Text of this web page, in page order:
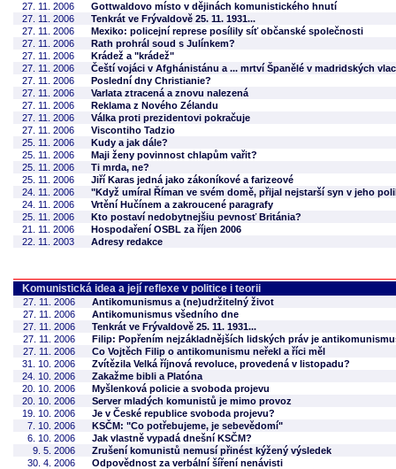
27. 11. 2006
Gottwaldovo místo v dějinách komunistického hnutí
27. 11. 2006
Tenkrát ve Frývaldově 25. 11. 1931...
27. 11. 2006
Mexiko: policejní represe posílily síť občanské společnosti
27. 11. 2006
Rath prohrál soud s Julínkem?
27. 11. 2006
Krádež a "krádež"
27. 11. 2006
Čeští vojáci v Afghánistánu a ... mrtví Španělé v madridských
27. 11. 2006
Poslední dny Christianie?
27. 11. 2006
Varlata ztracená a znovu nalezená
27. 11. 2006
Reklama z Nového Zélandu
27. 11. 2006
Válka proti prezidentovi pokračuje
27. 11. 2006
Viscontiho Tadzio
25. 11. 2006
Kudy a jak dále?
25. 11. 2006
Maji ženy povinnost chlapům vařit?
25. 11. 2006
Ti mrda, ne?
25. 11. 2006
Jiří Karas jedná jako zákoníkové a farizeové
24. 11. 2006
"Když umíral Říman ve svém domě, přijal nejstarší syn v jeho
24. 11. 2006
Vrtění Hučínem a zakroucené paragrafy
25. 11. 2006
Kto postaví nedobytnejšiu pevnosť Británia?
21. 11. 2006
Hospodaření OSBL za říjen 2006
22. 11. 2003
Adresy redakce
Komunistická idea a její reflexe v politice i teorii
27. 11. 2006
Antikomunismus a (ne)udržitelný život
27. 11. 2006
Antikomunismus všedního dne
27. 11. 2006
Tenkrát ve Frývaldově 25. 11. 1931...
27. 11. 2006
Filip: Popřením nejzákladnějších lidských práv je
27. 11. 2006
Co Vojtěch Filip o antikomunismu neřekl a říci měl
31. 10. 2006
Zvítězila Velká říjnová revoluce, provedená v listopadu?
24. 10. 2006
Zakažme bibli a Platóna
20. 10. 2006
Myšlenková policie a svoboda projevu
20. 10. 2006
Server mladých komunistů je mimo provoz
19. 10. 2006
Je v České republice svoboda projevu?
7. 10. 2006
KSČM: "Co potřebujeme, je sebevědomí"
6. 10. 2006
Jak vlastně vypadá dnešní KSČM?
9. 5. 2006
Zrušení komunistů nemusí přinést kýžený výsledek
30. 4. 2006
Odpovědnost za verbální šíření nenávisti